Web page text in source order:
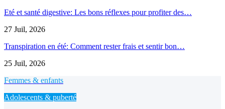
Eté et santé digestive: Les bons réflexes pour profiter des…
27 Juil, 2026
Transpiration en été: Comment rester frais et sentir bon…
25 Juil, 2026
Femmes & enfants
Adolescents & puberté